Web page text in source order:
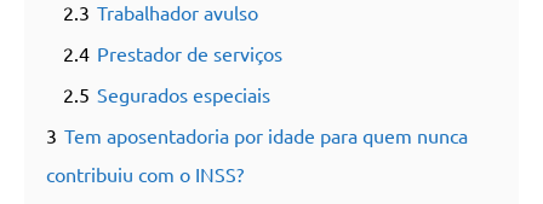
2.3 Trabalhador avulso
2.4 Prestador de serviços
2.5 Segurados especiais
3 Tem aposentadoria por idade para quem nunca
contribuiu com o INSS?